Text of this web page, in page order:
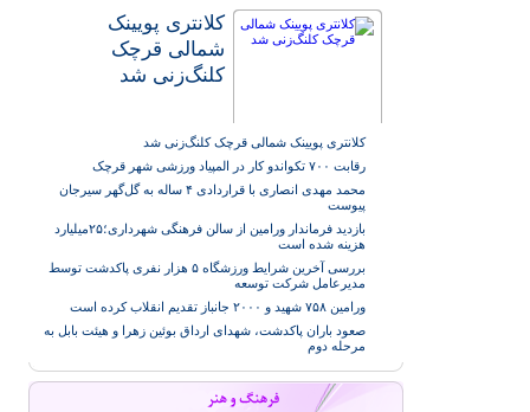
کلانتری پویینک
شمالی قرچک
کلنگ‌زنی شد
کلانتری پویینک شمالی قرچک کلنگ‌زنی شد
رقابت ۷۰۰ تکواندو کار در المپیاد ورزشی شهر قرچک
محمد مهدی انصاری با قراردادی ۴ ساله به گل‌گهر سیرجان
پیوست
بازدید فرماندار ورامین از سالن فرهنگی شهرداری؛۲۵میلیارد
هزینه شده است
بررسی آخرین شرایط ورزشگاه ۵ هزار نفری پاکدشت توسط
مدیرعامل شرکت توسعه
ورامین ۷۵۸ شهید و ۲۰۰۰ جانباز تقدیم انقلاب کرده است
صعود باران پاکدشت، شهدای ارداق بوئین زهرا و هیئت بابل به
مرحله دوم